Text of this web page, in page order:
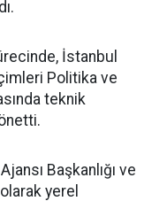
İstanbul
Politika ve
teknik
Başkanlığı ve
yerel